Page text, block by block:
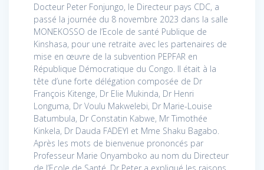
Docteur Peter Fonjungo, le Directeur pays CDC, a
passé la journée du 8 novembre 2023 dans la salle
MONEKOSSO de l’Ecole de santé Publique de
Kinshasa, pour une retraite avec les partenaires de
mise en œuvre de la subvention PEPFAR en
République Démocratique du Congo. Il était à la
tête d’une forte délégation composée de Dr
François Kitenge, Dr Elie Mukinda, Dr Henri
Longuma, Dr Voulu Makwelebi, Dr Marie-Louise
Batumbula, Dr Constatin Kabwe, Mr Timothée
Kinkela, Dr Dauda FADEYI et Mme Shaku Bagabo.
Après les mots de bienvenue prononcés par
Professeur Marie Onyamboko au nom du Directeur
de l’Ecole de Santé, Dr Peter a expliqué les raisons